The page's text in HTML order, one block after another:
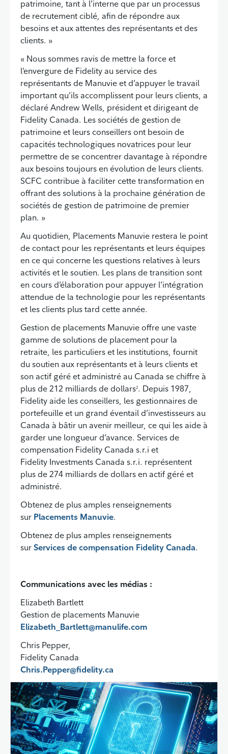
patrimoine, tant à l’interne que par un processus
de recrutement ciblé, afin de répondre aux
besoins et aux attentes des représentants et des
clients. »
« Nous sommes ravis de mettre la force et
l’envergure de Fidelity au service des
représentants de Manuvie et d’appuyer le travail
important qu’ils accomplissent pour leurs clients, a
déclaré Andrew Wells, président et dirigeant de
Fidelity Canada. Les sociétés de gestion de
patrimoine et leurs conseillers ont besoin de
capacités technologiques novatrices pour leur
permettre de se concentrer davantage à répondre
aux besoins toujours en évolution de leurs clients.
SCFC contribue à faciliter cette transformation en
offrant des solutions à la prochaine génération de
sociétés de gestion de patrimoine de premier
plan. »
Au quotidien, Placements Manuvie restera le point
de contact pour les représentants et leurs équipes
en ce qui concerne les questions relatives à leurs
activités et le soutien. Les plans de transition sont
en cours d’élaboration pour appuyer l’intégration
attendue de la technologie pour les représentants
et les clients plus tard cette année.
Gestion de placements Manuvie offre une vaste
gamme de solutions de placement pour la
retraite, les particuliers et les institutions, fournit
du soutien aux représentants et à leurs clients et
son actif géré et administré au Canada se chiffre à
plus de 212 milliards de dollars2. Depuis 1987,
Fidelity aide les conseillers, les gestionnaires de
portefeuille et un grand éventail d’investisseurs au
Canada à bâtir un avenir meilleur, ce qui les aide à
garder une longueur d’avance. Services de
compensation Fidelity Canada s.r.i et
Fidelity Investments Canada s.r.i. représentent
plus de 274 milliards de dollars en actif géré et
administré.
Obtenez de plus amples renseignements
sur Placements Manuvie.
Obtenez de plus amples renseignements
sur Services de compensation Fidelity Canada.
Communications avec les médias :
Elizabeth Bartlett
Gestion de placements Manuvie
Elizabeth_Bartlett@manulife.com
Chris Pepper,
Fidelity Canada
Chris.Pepper@fidelity.ca